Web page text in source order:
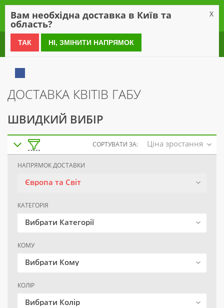
0 800 21 54 55
ДОСТАВКА КВІТІВ ГАБУ
ШВИДКИЙ ВИБІР
СОРТУВАТИ ЗА: Ціна зростання
НАПРЯМОК ДОСТАВКИ
Європа та Світ
КАТЕГОРІЯ
Вибрати Категорії
КОМУ
Вибрати Кому
КОЛІР
Вибрати Колір
Вам необхідна доставка в Київ та
область?
X
ТАК НІ, ЗМІНИТИ НАПРЯМОК